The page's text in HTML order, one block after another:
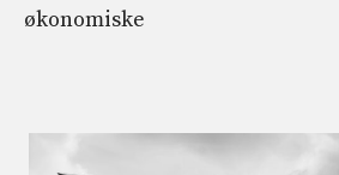
økonomiske